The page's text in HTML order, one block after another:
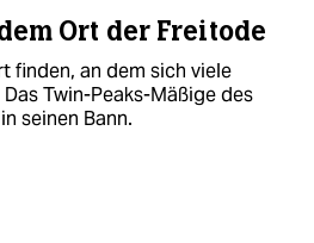
Ort der Freitode
finden, an dem sich viele
Twin-Peaks-Mäßige des
seinen Bann.